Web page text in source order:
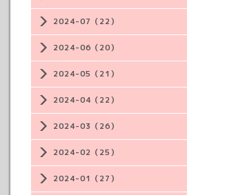
2024-07（22）
2024-06（20）
2024-05（21）
2024-04（22）
2024-03（26）
2024-02（25）
2024-01（27）